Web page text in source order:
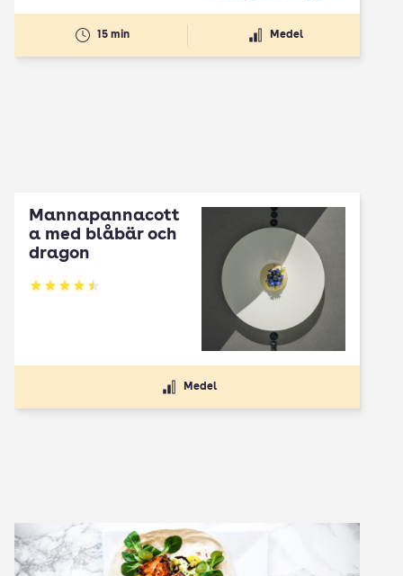
15 min Medel
Mannapannacott
a med blåbär och
dragon
Betyg: 4.5 av 5
Medel